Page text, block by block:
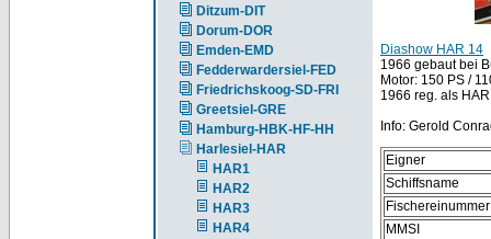
Ditzum-DIT
Dorum-DOR
Emden-EMD
Fedderwardersiel-FED
Friedrichskoog-SD-FRI
Greetsiel-GRE
Hamburg-HBK-HF-HH
Harlesiel-HAR
HAR1
HAR2
HAR3
HAR4
Diashow HAR 14
1966 gebaut bei
Motor: 150 PS /
1966 reg. als
Info: Gerold
Eigner
Schiffsname
Fischereinummer
MMSI